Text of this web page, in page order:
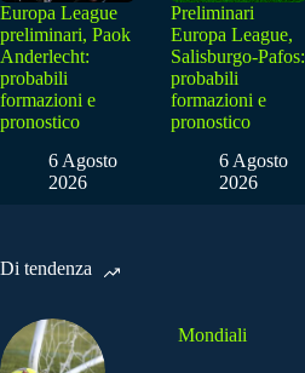
Europa League
preliminari, Paok
Anderlecht:
probabili
formazioni e
pronostico
6 Agosto
2026
Preliminari
Europa League,
Salisburgo-Pafos:
probabili
formazioni e
pronostico
6 Agosto
2026
Di tendenza
Mondiali